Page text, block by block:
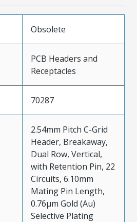
Obsolete
PCB Headers and
Receptacles
70287
2.54mm Pitch C-Grid
Header, Breakaway,
Dual Row, Vertical,
with Retention Pin, 22
Circuits, 6.10mm
Mating Pin Length,
0.76µm Gold (Au)
Selective Plating